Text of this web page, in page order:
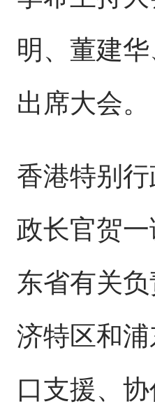
明、董建
出席大会。
香港特别
政长官贺
东省有关
济特区和
口支援、